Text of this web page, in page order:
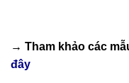
→ Tham khảo các
đây